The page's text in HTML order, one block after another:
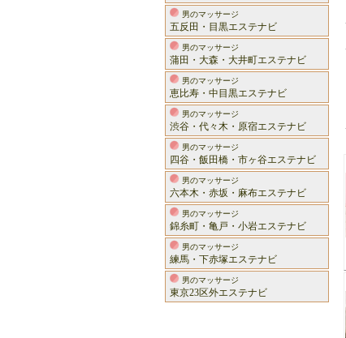
男のマッサージ
五反田・目黒エステナビ
男のマッサージ
蒲田・大森・大井町エステナビ
男のマッサージ
恵比寿・中目黒エステナビ
男のマッサージ
渋谷・代々木・原宿エステナビ
男のマッサージ
四谷・飯田橋・市ヶ谷エステナビ
男のマッサージ
六本木・赤坂・麻布エステナビ
男のマッサージ
錦糸町・亀戸・小岩エステナビ
男のマッサージ
練馬・下赤塚エステナビ
男のマッサージ
東京23区外エステナビ